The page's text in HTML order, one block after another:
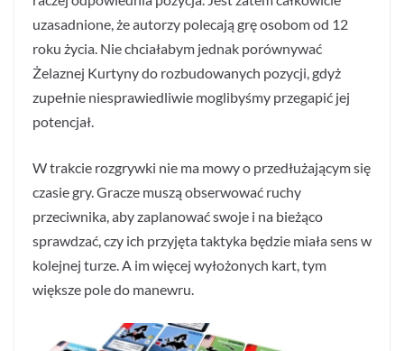
uzasadnione, że autorzy polecają grę osobom od 12
roku życia. Nie chciałabym jednak porównywać
Żelaznej Kurtyny do rozbudowanych pozycji, gdyż
zupełnie niesprawiedliwie moglibyśmy przegapić jej
potencjał.
W trakcie rozgrywki nie ma mowy o przedłużającym się
czasie gry. Gracze muszą obserwować ruchy
przeciwnika, aby zaplanować swoje i na bieżąco
sprawdzać, czy ich przyjęta taktyka będzie miała sens w
kolejnej turze. A im więcej wyłożonych kart, tym
większe pole do manewru.